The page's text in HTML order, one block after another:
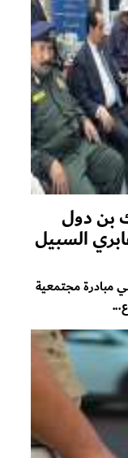
بن دول
السبيل
مبادرة مجتمعية